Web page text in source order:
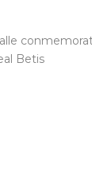
Betis